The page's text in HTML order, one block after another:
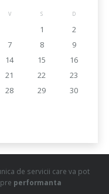
V S D
1
2
7 8
9
14 15
16
21 22
23
28 29
30
de servicii care va pot
performanta